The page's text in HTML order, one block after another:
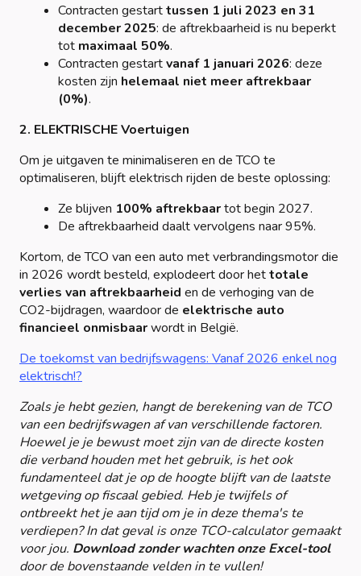
Contracten gestarttussen 1 juli 2023 en 31
december 2025: de aftrekbaarheid is nu beperkt
tot maximaal 50%.
Contracten gestartvanaf 1 januari 2026: deze
kosten zijn helemaal niet meer aftrekbaar
(0%).
2. ELEKTRISCHE Voertuigen
Om je uitgaven te minimaliseren en de TCO te
optimaliseren, blijft elektrisch rijden de beste oplossing:
Ze blijven 100% aftrekbaartot begin 2027.
De aftrekbaarheid daalt vervolgens naar 95%.
Kortom, de TCO van een auto met verbrandingsmotor die
in 2026 wordt besteld, explodeert door hettotale
verlies van aftrekbaarheid en de verhoging van de
CO2-bijdragen, waardoor de elektrische auto
financieel onmisbaarwordt in België.
De toekomst van bedrijfswagens: Vanaf 2026 enkel nog
elektrisch!?
Zoals je hebt gezien, hangt de berekening van de TCO
van een bedrijfswagen af van verschillende factoren.
Hoewel je je bewust moet zijn van de directe kosten
die verband houden met het gebruik, is het ook
fundamenteel dat je op de hoogte blijft van de laatste
wetgeving op fiscaal gebied. Heb je twijfels of
ontbreekt het je aan tijd om je in deze thema's te
verdiepen? In dat geval is onze TCO-calculator gemaakt
voor jou. Download zonder wachten onze Excel-tool
door de bovenstaande velden in te vullen!